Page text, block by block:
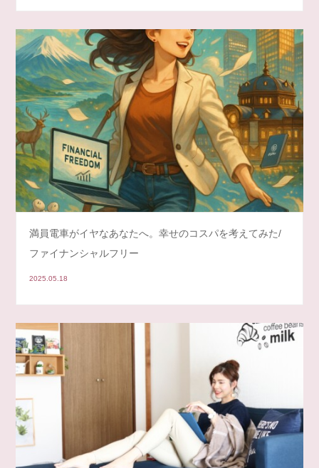
満員電車がイヤなあなたへ。幸せのコスパを考えてみた/
ファイナンシャルフリー
2025.05.18